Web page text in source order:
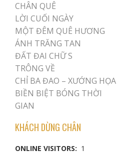
CHÂN QUÊ
LỜI CUỐI NGÀY
MỘT ĐÊM QUÊ HƯƠNG
ÁNH TRĂNG TAN
ĐẤT ĐAI CHỮ S
TRÔNG VỀ
CHỈ BA ĐAO – XƯỚNG HỌA
BIỀN BIỆT BÓNG THỜI
GIAN
KHÁCH DỪNG CHÂN
ONLINE VISITORS: 1